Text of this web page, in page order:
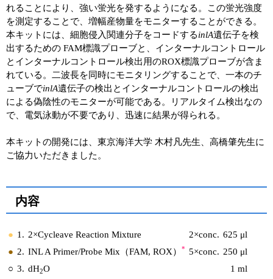
れることにより、強い蛍光を発するようになる。この蛍光強度
を測定することで、増幅産物量をモニターすることができる。
本キットには、細胞侵入関連分子をコードするinlA遺伝子を検
出するための FAM標識プローブと、インターナルコントロール
とインターナルコントロール検出用のROX標識プローブが含ま
れている。二波長を同時にモニタリングすることで、一本のチ
ューブでinlA遺伝子の検出とインターナルコントロールの検出
による偽陰性のモニターが可能である。リアルタイム検出なの
で、電気泳動が不要であり、迅速に結果が得られる。
本キットの開発には、東京海洋大学 木村凡先生、高橋肇先生に
ご協力いただきました。
内容
● 1. 2×Cycleave Reaction Mixture 2×conc. 625 μl
● 2. INL A Primer/Probe Mix（FAM, ROX） * 5×conc. 250 μl
○ 3. dH2O
1 ml